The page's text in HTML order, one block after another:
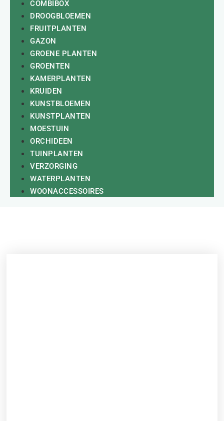
COMBIBOX
DROOGBLOEMEN
FRUITPLANTEN
GAZON
GROENE PLANTEN
GROENTEN
KAMERPLANTEN
KRUIDEN
KUNSTBLOEMEN
KUNSTPLANTEN
MOESTUIN
ORCHIDEEN
TUINPLANTEN
VERZORGING
WATERPLANTEN
WOONACCESSOIRES